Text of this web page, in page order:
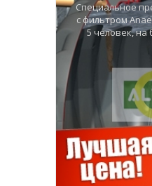
Специальное
с фильтром
5 человек, на